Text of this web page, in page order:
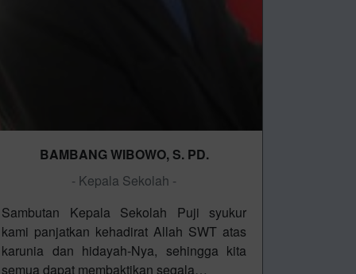
BAMBANG WIBOWO, S. PD.
- Kepala Sekolah -
Sambutan Kepala Sekolah Puji syukur
kami panjatkan kehadirat Allah SWT atas
karunia dan hidayah-Nya, sehingga kita
semua dapat membaktikan segala…